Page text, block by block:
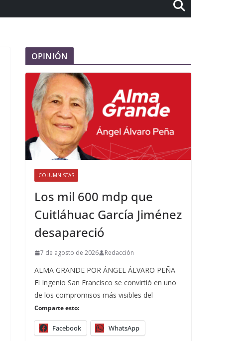
OPINIÓN
COLUMNISTAS
Los mil 600 mdp que
Cuitláhuac García Jiménez
desapareció
7 de agosto de 2026 Redacción
ALMA GRANDE POR ÁNGEL ÁLVARO PEÑA
El Ingenio San Francisco se convirtió en uno
de los compromisos más visibles del
Comparte esto:
Facebook WhatsApp